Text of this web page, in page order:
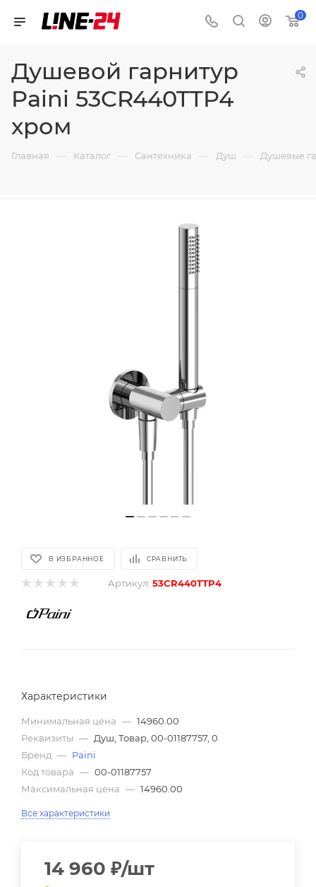
0
Душевой гарнитур
Paini 53CR440TTP4
хром
Главная — Каталог — Сантехника — Душ — Душевые
В ИЗБРАННОЕ СРАВНИТЬ
Артикул: 53CR440TTP4
Характеристики
Минимальная цена — 14960.00
Реквизиты — Душ, Товар, 00-01187757, 0
Бренд — Paini
Код товара — 00-01187757
Максимальная цена — 14960.00
Все характеристики
14 960 ₽/шт